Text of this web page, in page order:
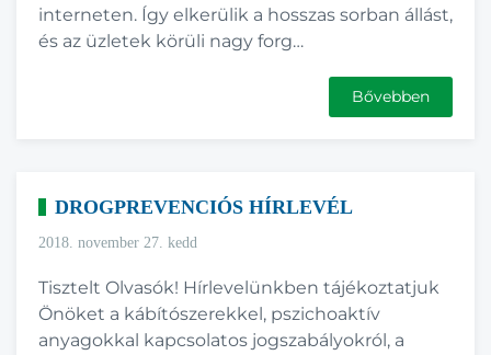
interneten. Így elkerülik a hosszas sorban állást,
és az üzletek körüli nagy forg…
Bővebben
DROGPREVENCIÓS HÍRLEVÉL
2018. november 27. kedd
Tisztelt Olvasók! Hírlevelünkben tájékoztatjuk
Önöket a kábítószerekkel, pszichoaktív
anyagokkal kapcsolatos jogszabályokról, a